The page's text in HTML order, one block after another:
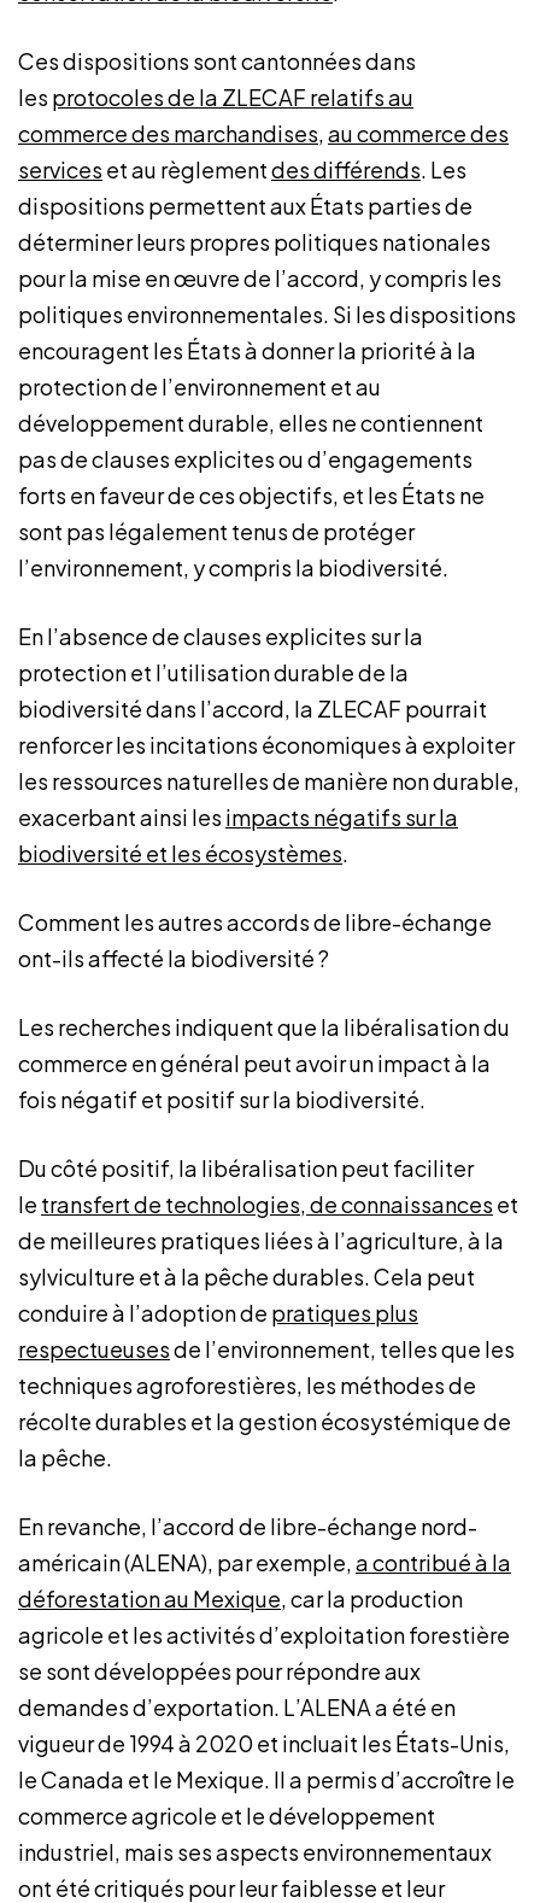
Ces dispositions sont cantonnées dans
les protocoles de la ZLECAF relatifs au
commerce des marchandises,au commerce des
services et au règlementdes différends. Les
dispositions permettent aux États parties de
déterminer leurs propres politiques nationales
pour la mise en œuvre de l’accord, y compris les
politiques environnementales. Si les dispositions
encouragent les États à donner la priorité à la
protection de l’environnement et au
développement durable, elles ne contiennent
pas de clauses explicites ou d’engagements
forts en faveur de ces objectifs, et les États ne
sont pas légalement tenus de protéger
l’environnement, y compris la biodiversité.
En l’absence de clauses explicites sur la
protection et l’utilisation durable de la
biodiversité dans l’accord, la ZLECAF pourrait
renforcer les incitations économiques à exploiter
les ressources naturelles de manière non durable,
exacerbant ainsi les impacts négatifs sur la
biodiversité et les écosystèmes.
Comment les autres accords de libre-échange
ont-ils affecté la biodiversité ?
Les recherches indiquent que la libéralisation du
commerce en général peut avoir un impact à la
fois négatif et positif sur la biodiversité.
Du côté positif, la libéralisation peut faciliter
le transfert de technologies, de connaissances et
de meilleures pratiques liées à l’agriculture, à la
sylviculture et à la pêche durables. Cela peut
conduire à l’adoption de pratiques plus
respectueusesde l’environnement, telles que les
techniques agroforestières, les méthodes de
récolte durables et la gestion écosystémique de
la pêche.
En revanche, l’accord de libre-échange nord-
américain (ALENA), par exemple,a contribué à la
déforestation au Mexique, car la production
agricole et les activités d’exploitation forestière
se sont développées pour répondre aux
demandes d’exportation. L’ALENA a été en
vigueur de 1994 à 2020 et incluait les États-Unis,
le Canada et le Mexique. Il a permis d’accroître le
commerce agricole et le développement
industriel, mais ses aspects environnementaux
ont été critiqués pour leur faiblesse et leur